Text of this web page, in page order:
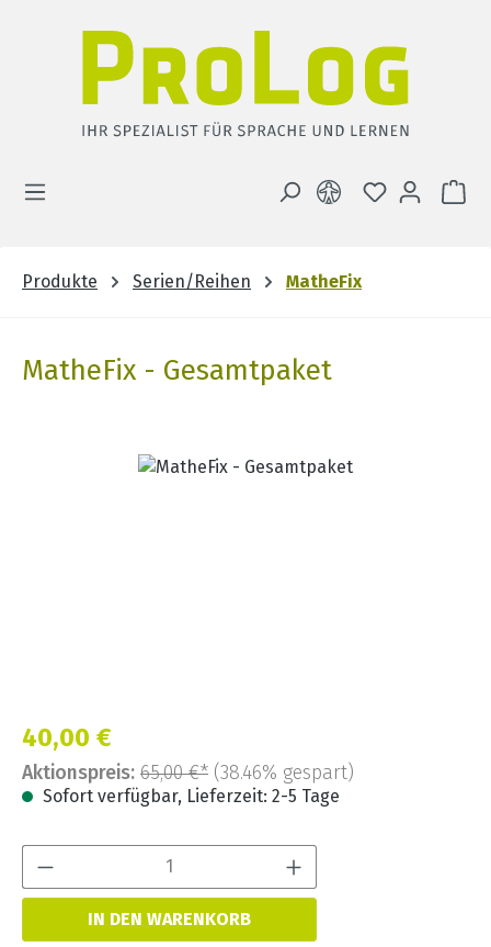
DU HAST 0
Produkte Serien/Reihen MatheFix
MatheFix - Gesamtpaket
Bildergalerie überspringen
Verkaufspreis:
40,00 €
Aktionspreis: 65,00 €* (38.46% gespart)
Sofort verfügbar, Lieferzeit: 2-5 Tage
IN DEN WARENKORB